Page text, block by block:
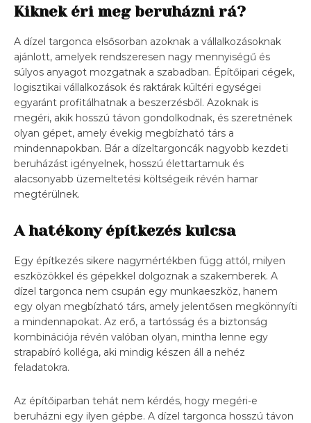
Kiknek éri meg beruházni rá?
A dízel targonca elsősorban azoknak a vállalkozásoknak
ajánlott, amelyek rendszeresen nagy mennyiségű és
súlyos anyagot mozgatnak a szabadban. Építőipari cégek,
logisztikai vállalkozások és raktárak kültéri egységei
egyaránt profitálhatnak a beszerzésből. Azoknak is
megéri, akik hosszú távon gondolkodnak, és szeretnének
olyan gépet, amely évekig megbízható társ a
mindennapokban. Bár a dízeltargoncák nagyobb kezdeti
beruházást igényelnek, hosszú élettartamuk és
alacsonyabb üzemeltetési költségeik révén hamar
megtérülnek.
A hatékony építkezés kulcsa
Egy építkezés sikere nagymértékben függ attól, milyen
eszközökkel és gépekkel dolgoznak a szakemberek. A
dízel targonca nem csupán egy munkaeszköz, hanem
egy olyan megbízható társ, amely jelentősen megkönnyíti
a mindennapokat. Az erő, a tartósság és a biztonság
kombinációja révén valóban olyan, mintha lenne egy
strapabíró kolléga, aki mindig készen áll a nehéz
feladatokra.
Az építőiparban tehát nem kérdés, hogy megéri-e
beruházni egy ilyen gépbe. A dízel targonca hosszú távon